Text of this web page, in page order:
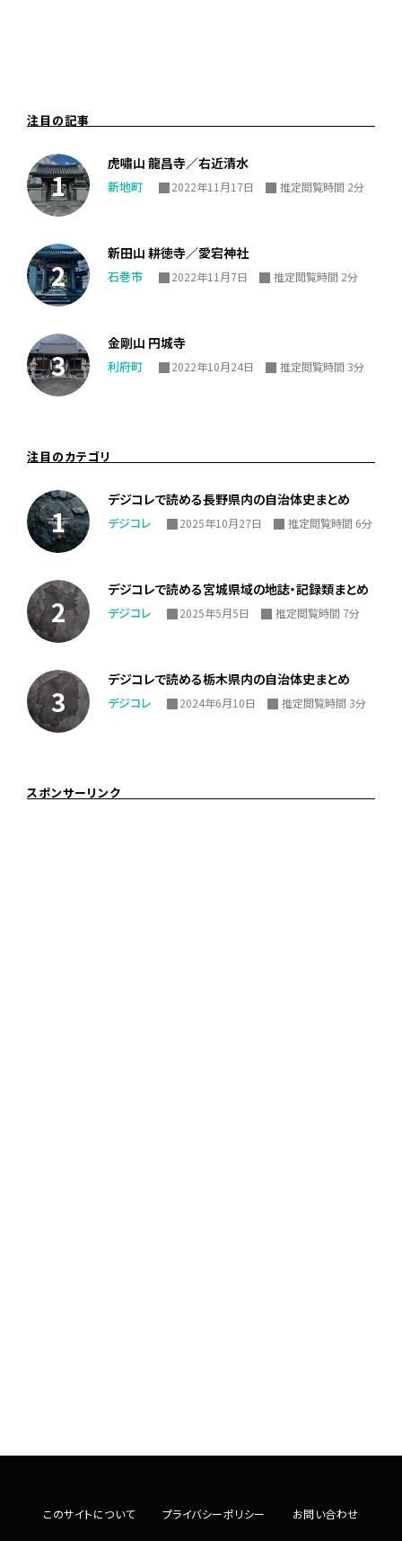
注目の記事
虎嘯山 龍昌寺／右近清水
新地町 2022年11月17日 推定閲覧時間 2分
新田山 耕徳寺／愛宕神社
石巻市 2022年11月7日 推定閲覧時間 2分
金剛山 円城寺
利府町 2022年10月24日 推定閲覧時間 3分
注目のカテゴリ
デジコレで読める長野県内の自治体史まとめ
デジコレ 2025年10月27日 推定閲覧時間 6分
デジコレで読める宮城県域の地誌・記録類まとめ
デジコレ 2025年5月5日 推定閲覧時間 7分
デジコレで読める栃木県内の自治体史まとめ
デジコレ 2024年6月10日 推定閲覧時間 3分
スポンサーリンク
このサイトについて プライバシーポリシー お問い合わせ